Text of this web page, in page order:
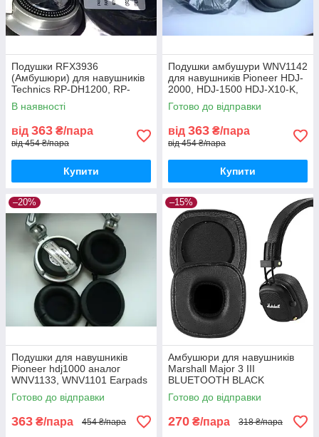
Подушки RFX3936
(Амбушюри) для навушників
Technics RP-DH1200, RP-
DH1201, RP-DH1250
В наявності
від 363 ₴/пара
від 454 ₴/пара
Купити
Подушки амбушури WNV1142
для навушників Pioneer HDJ-
2000, HDJ-1500 HDJ-X10-K,
HDJ-X5, HDJ-X7
Готово до відправки
від 363 ₴/пара
від 454 ₴/пара
Купити
–20%
Подушки для навушників
Pioneer hdj1000 аналог
WNV1133, WNV1101 Earpads
Готово до відправки
363 ₴/пара 454 ₴/пара
–15%
Амбушюри для навушників
Marshall Major 3 III
BLUETOOTH BLACK
Готово до відправки
270 ₴/пара 318 ₴/пара